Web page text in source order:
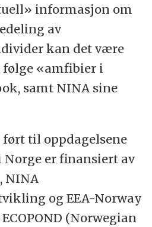
informasjon om
av
kan det være
følge «amfibier i
samt NINA sine
ført til oppdagelsene
er finansiert av
NINA
og EEA-Norway
(Norwegian